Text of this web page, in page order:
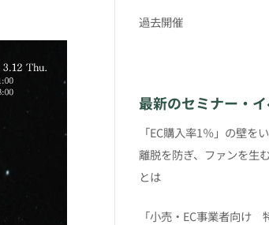
過去開催
最新のセミナー・
「EC購入率1％」の壁を
離脱を防ぎ、ファンを生
とは
「小売・EC事業者向け